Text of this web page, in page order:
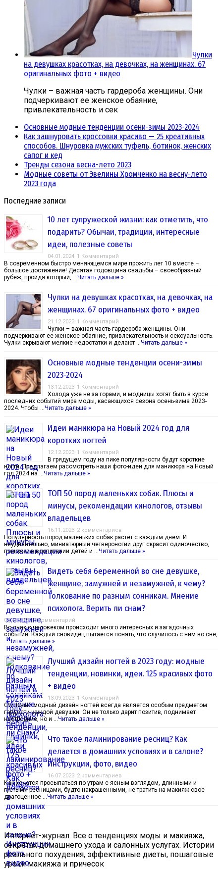
Чулки
на девушках красотках, на девочках, на женщинах. 67
оригинальных фото + видео
Чулки – важная часть гардероба женщины. Они
подчеркивают ее женское обаяние,
привлекательность и сек
Основные модные тенденции осени-зимы 2023-2024
Как зашнуровать кроссовки красиво — 25 креативных
способов. Шнуровка мужских туфель, ботинок, женских
сапог и кед
Тренды сезона весна-лето 2023
Модные советы от Эвелины Хромченко на весну-лето
2023 года
Последние записи
10 лет супружеской жизни: как отметить, что
подарить? Обычаи, традиции, интересные
идеи, полезные советы
04.01.2024 1 Комментарий
В современном быстро меняющемся мире прожить лет 10 вместе –
большое достижение! Десятая годовщина свадьбы – своеобразный
рубеж, пройдя который, …Читать дальше »
Чулки на девушках красотках, на девочках, на
женщинах. 67 оригинальных фото + видео
21.12.2023 1 Комментарий
Чулки – важная часть гардероба женщины. Они
подчеркивают ее женское обаяние, привлекательность и сексуальность.
Чулки скрывают мелкие недостатки и делают …Читать дальше »
Основные модные тенденции осени-зимы
2023-2024
13.12.2023 1 Комментарий
Холода уже не за горами, и модницы хотят быть в курсе
последних событий мира моды, касающихся сезона осень-зима 2023-
2024. Чтобы …Читать дальше »
Идеи маникюра на Новый 2024 год для
коротких ногтей
12.12.2023 1 Комментарий
В грядущем году на пике популярности будут короткие
ногти. Предлагаем рассмотреть наши фото-идеи для маникюра на Новый
год 2024 на …Читать дальше »
ТОП 50 пород маленьких собак. Плюсы и
минусы, рекомендации кинологов, отзывы
владельцев
16.11.2023 2 комментариев
Популярность пород маленьких собак растет с каждым днем. И
неудивительно, миниатюрный четвероногий друг скрасит одиночество,
поможет в воспитании детей и …Читать дальше »
Видеть себя беременной во сне девушке,
женщине, замужней и незамужней, к чему?
Толкование по разным сонникам. Мнение
психолога. Верить ли снам?
04.10.2023 1 Комментарий
Во снах с человеком происходит много интересных и загадочных
событий. Каждый сновидец пытается понять, что случилось с ним во сне,
…Читать дальше »
Лучший дизайн ногтей в 2023 году: модные
тенденции, новинки, идеи. 125 красивых фото
+ видео
13.09.2023 1 Комментарий
Стильный модный дизайн ногтей всегда является особым предметом
гордости каждой девушки. Он не только дарит позитив, поднимает
настроение, но и …Читать дальше »
Что такое ламинирование ресниц? Как
делается в домашних условиях и в салоне?
Инструкции, фото, видео
16.07.2023 2 комментариев
Как хочется просыпаться по утрам с ясным взглядом, длинными и
густыми ресницами, будто накрашенными, не тратить на макияж свое
драгоценное …Читать дальше »
Интернет-журнал. Все о тенденциях моды и макияжа,
секретах домашнего ухода и салонных услугах. Истории
реального похудения, эффективные диеты, пошаговые
уроки макияжа и причесок